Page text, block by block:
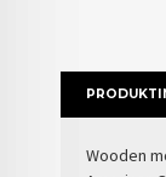
Wooden